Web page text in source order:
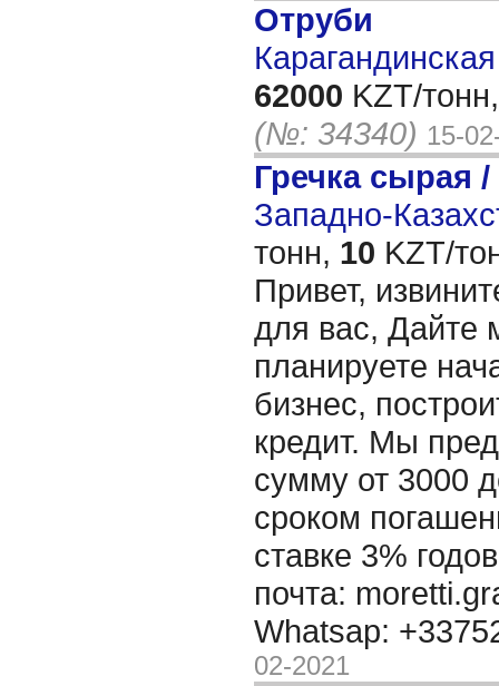
Отруби
62000 KZT/тонн,
(№: 34340) 15-
Гречка сырая /
Западно-
тонн, 10 KZT/
Привет,
для вас, Дайте
планируете
бизнес,
кредит. Мы
сумму от 3000
сроком
ставке 3%
почта:
Whatsap:
02-2021